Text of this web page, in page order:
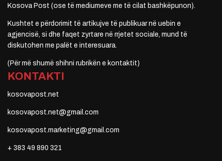
Kosova Post (ose të mediumeve me të cilat bashkëpunon).
Kushtet e përdorimit të artikujve të publikuar në uebin e
agjencisë, si dhe faqet zyrtare në rrjetet sociale, mund të
diskutohen me palët e interesuara.
(Për më shumë shihni rubrikën e kontaktit)
KONTAKTI
kosovapost.net
kosovapost.net@gmail.com
kosovapost.marketing@gmail.com
+ 383 49 890 321